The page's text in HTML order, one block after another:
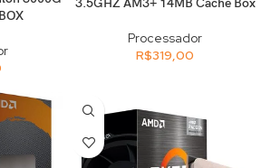
3.5GHZ AM3+ 14MB Cache Box
Processador
R$319,00